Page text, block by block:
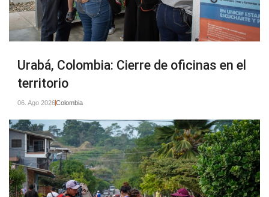
Urabá, Colombia: Cierre de oficinas en el
territorio
06. Ago 2026Colombia